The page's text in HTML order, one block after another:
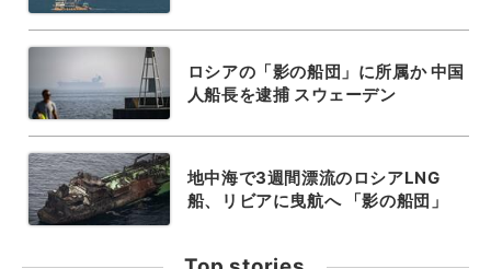
ロシアの「影の船団」に所属か 中国
人船長を逮捕 スウェーデン
地中海で3週間漂流のロシアLNG
船、リビアに曳航へ 「影の船団」